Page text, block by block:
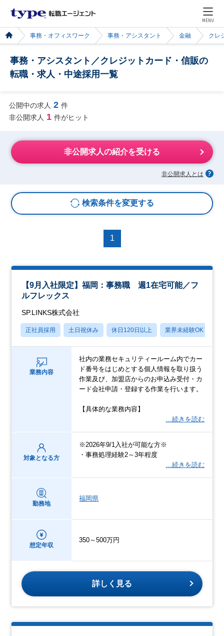
MENU
事務・オフィスワーク 事務・アシスタント 金融 クレ
事務・アシスタント／クレジットカード・信販の
転職・求人・中途採用一覧
公開中の求人 2 件
非公開求人 1 件がヒット
非公開求人の紹介を受ける
非公開求人とは
検索条件を変更する
1
【9月入社限定】福岡：事務職 週1在宅可能／フ
ルフレックス
SP.LINKS株式会社
正社員採用 土日祝休み 休日120日以上 業界未経験OK
業務内容
社内の業務セキュリティールーム内でカー
ド番号をはじめとする個人情報を取り扱う
作業及び、加盟店からのお申込み受付・カ
ード会社申請・登録する作業を行います。
【具体的な業務内容】
…続きを読む
対象となる方
※2026年9/1入社が可能な方※
・事務処理経験2～3年程度
…続きを読む
勤務地
福岡県
想定年収
350～500万円
詳しく見る